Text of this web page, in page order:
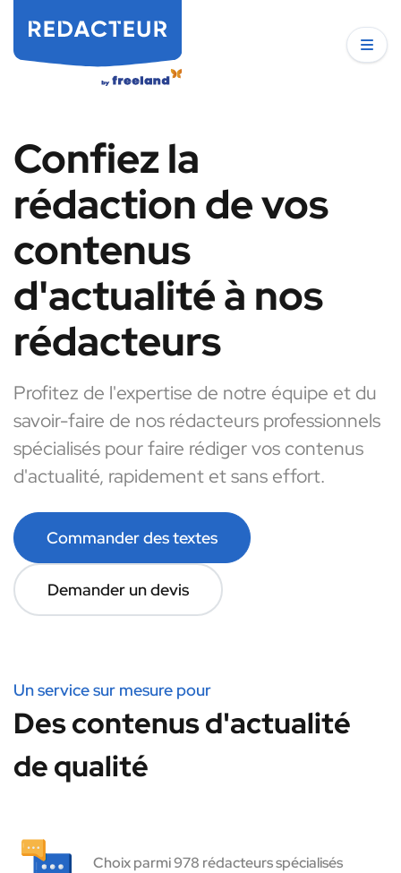
Confiez la
rédaction de vos
contenus
d'actualité à nos
rédacteurs
Profitez de l'expertise de notre équipe et du
savoir-faire de nos rédacteurs professionnels
spécialisés pour faire rédiger vos contenus
d'actualité, rapidement et sans effort.
Commander des textes
Demander un devis
Un service sur mesure pour
Des contenus d'actualité
de qualité
Choix parmi 978 rédacteurs spécialisés